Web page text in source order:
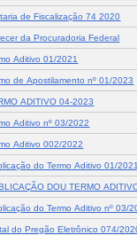
de Fiscalização 74 2020
da Procuradoria Federal
Aditivo 01/2021
de Apostilamento nº 01/2023
ADITIVO 04-2023
Aditivo nº 03/2022
Aditivo 002/2022
do Termo Aditivo 01/
DOU TERMO
do Termo Aditivo nº 03/
do Pregão Eletrônico 074/